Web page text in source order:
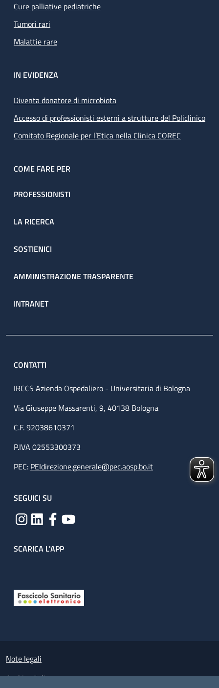
Cure palliative pediatriche
Tumori rari
Malattie rare
IN EVIDENZA
Diventa donatore di microbiota
Accesso di professionisti esterni a strutture del Policlinico
Comitato Regionale per l’Etica nella Clinica COREC
COME FARE PER
PROFESSIONISTI
LA RICERCA
SOSTIENICI
AMMINISTRAZIONE TRASPARENTE
INTRANET
CONTATTI
IRCCS Azienda Ospedaliero - Universitaria di Bologna
Via Giuseppe Massarenti, 9, 40138 Bologna
C.F. 92038610371
P.IVA 02553300373
PEC: PEIdirezione.generale@pec.aosp.bo.it
SEGUICI SU
SCARICA L'APP
Small prints
Note legali
Cookies Policy